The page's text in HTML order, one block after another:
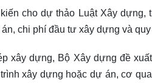
cho dự thảo Luật Xây dựng,
chi phí đầu tư xây dựng và
xây dựng, Bộ Xây dựng đề
xây dựng hoặc dự án, cơ